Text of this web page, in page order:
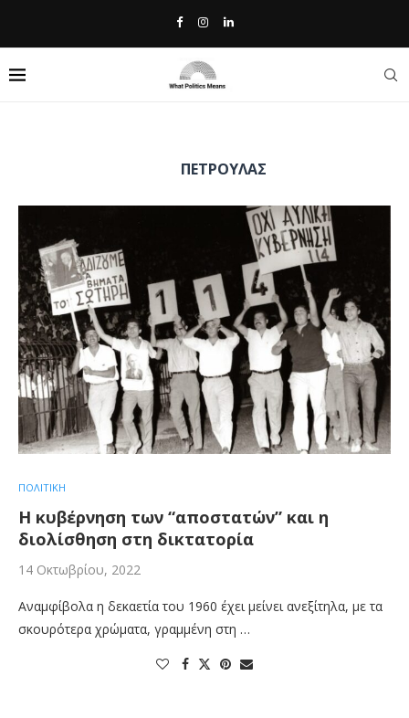
ΠΈΤΡΟΥΛΑΣ
ΠΟΛΙΤΙΚΗ
Η κυβέρνηση των “αποστατών” και η
διολίσθηση στη δικτατορία
14 Οκτωβρίου, 2022
Αναμφίβολα η δεκαετία του 1960 έχει μείνει ανεξίτηλα, με τα
σκουρότερα χρώματα, γραμμένη στη …